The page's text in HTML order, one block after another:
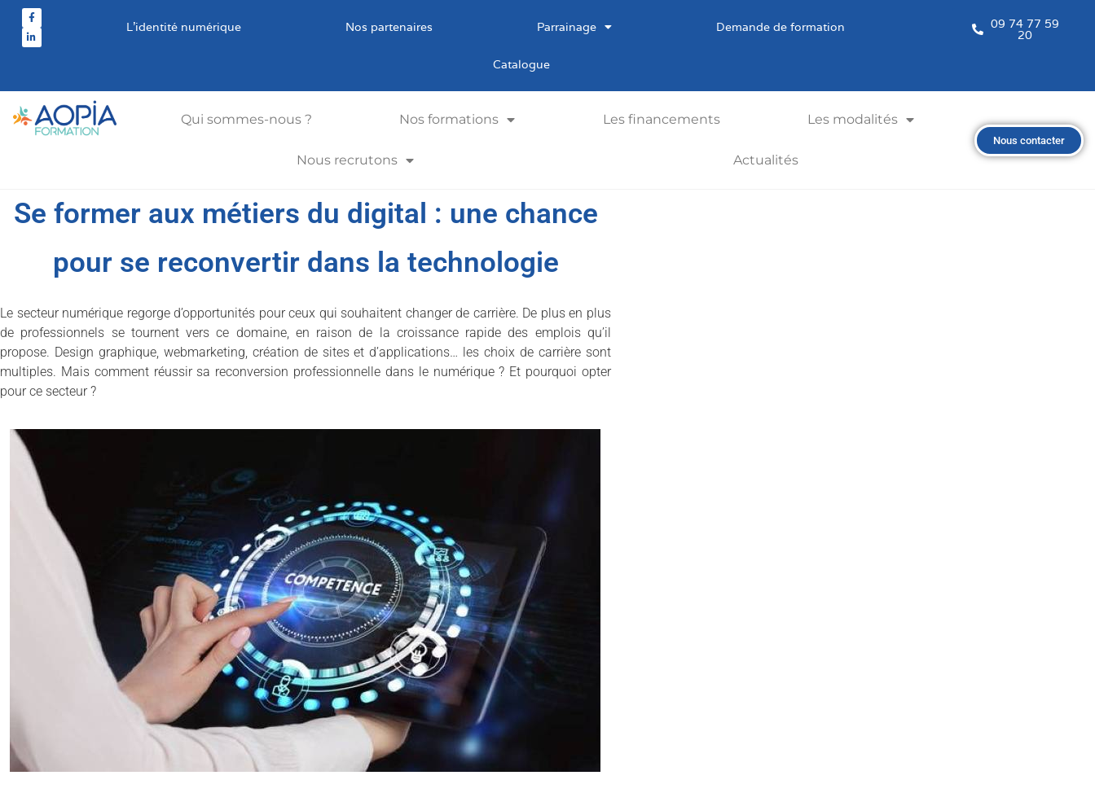
L’identité numérique Nos partenaires Parrainage Demande de formation
Catalogue
09 74 77 59
20
Qui sommes-nous ? Nos formations Les financements Les modalités
Nous recrutons Actualités
Nous contacter
Se former aux métiers du digital : une chance
pour se reconvertir dans la technologie
Le secteur numérique regorge d’opportunités pour ceux qui souhaitent changer de carrière. De plus en plus
de professionnels se tournent vers ce domaine, en raison de la croissance rapide des emplois qu’il
propose. Design graphique, webmarketing, création de sites et d’applications… les choix de carrière sont
multiples. Mais comment réussir sa reconversion professionnelle dans le numérique ? Et pourquoi opter
pour ce secteur ?